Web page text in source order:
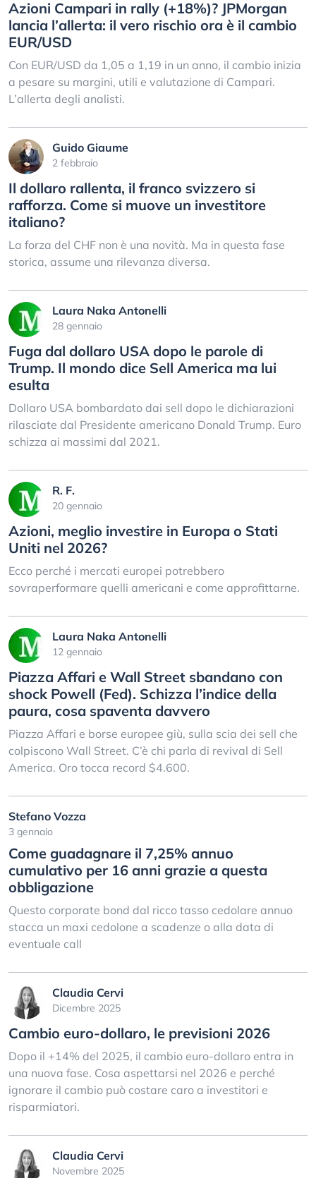
Azioni Campari in rally (+18%)? JPMorgan
lancia l’allerta: il vero rischio ora è il cambio
EUR/USD
Con EUR/USD da 1,05 a 1,19 in un anno, il cambio inizia
a pesare su margini, utili e valutazione di Campari.
L’allerta degli analisti.
Guido Giaume
2 febbraio
Il dollaro rallenta, il franco svizzero si
rafforza. Come si muove un investitore
italiano?
La forza del CHF non è una novità. Ma in questa fase
storica, assume una rilevanza diversa.
Laura Naka Antonelli
28 gennaio
Fuga dal dollaro USA dopo le parole di
Trump. Il mondo dice Sell America ma lui
esulta
Dollaro USA bombardato dai sell dopo le dichiarazioni
rilasciate dal Presidente americano Donald Trump. Euro
schizza ai massimi dal 2021.
R. F.
20 gennaio
Azioni, meglio investire in Europa o Stati
Uniti nel 2026?
Ecco perché i mercati europei potrebbero
sovraperformare quelli americani e come approfittarne.
Laura Naka Antonelli
12 gennaio
Piazza Affari e Wall Street sbandano con
shock Powell (Fed). Schizza l’indice della
paura, cosa spaventa davvero
Piazza Affari e borse europee giù, sulla scia dei sell che
colpiscono Wall Street. C’è chi parla di revival di Sell
America. Oro tocca record $4.600.
Stefano Vozza
3 gennaio
Come guadagnare il 7,25% annuo
cumulativo per 16 anni grazie a questa
obbligazione
Questo corporate bond dal ricco tasso cedolare annuo
stacca un maxi cedolone a scadenze o alla data di
eventuale call
Claudia Cervi
Dicembre 2025
Cambio euro-dollaro, le previsioni 2026
Dopo il +14% del 2025, il cambio euro-dollaro entra in
una nuova fase. Cosa aspettarsi nel 2026 e perché
ignorare il cambio può costare caro a investitori e
risparmiatori.
Claudia Cervi
Novembre 2025